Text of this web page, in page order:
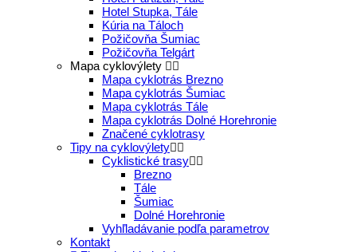
Hotel Stupka, Tále
Kúria na Táloch
Požičovňa Šumiac
Požičovňa Telgárt
Mapa cyklovýlety
Mapa cyklotrás Brezno
Mapa cyklotrás Šumiac
Mapa cyklotrás Tále
Mapa cyklotrás Dolné Horehronie
Značené cyklotrasy
Tipy na cyklovýlety
Cyklistické trasy
Brezno
Tále
Šumiac
Dolné Horehronie
Vyhľladávanie podľa parametrov
Kontakt